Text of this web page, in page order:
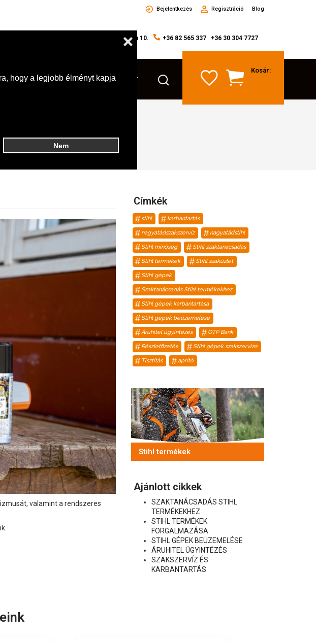
Bejelentkezés Regisztráció Blog
Erkel Ferenc utca 10. +36 82 565 337 +36 30 304 7727
KAPCSOLAT
Kosár:
valamint a rendszeres
Címkék
stihl karbantartás
nagyatádszakszervíz nagyatádstihl
Stihl minőség Stihl szaktanácsadás
Stihl termékek Stihl szaküzlet
Stihl gépek
Szaktanácsadás Stihl termékekhez
Stihl gépek karbantartása
Stihl gépek beüzemelése
Áruhitel ügyintézés OTP Bank
Részletfizetés Stihl gépek szakszervize
Tisztítás aprító
Stihl termékek
Ajánlott cikkek
SZAKTANÁCSADÁS STIHL
TERMÉKEKHEZ
STIHL TERMÉKEK
FORGALMAZÁSA
STIHL GÉPEK BEÜZEMELÉSE
ÁRUHITEL ÜGYINTÉZÉS
SZAKSZERVÍZ ÉS
KARBANTARTÁS